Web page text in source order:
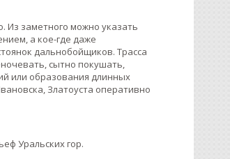
Из заметного можно указать
а кое-где даже
дальнобойщиков. Трасса
сытно покушать,
или образования длинных
Златоуста оперативно
Уральских гор.